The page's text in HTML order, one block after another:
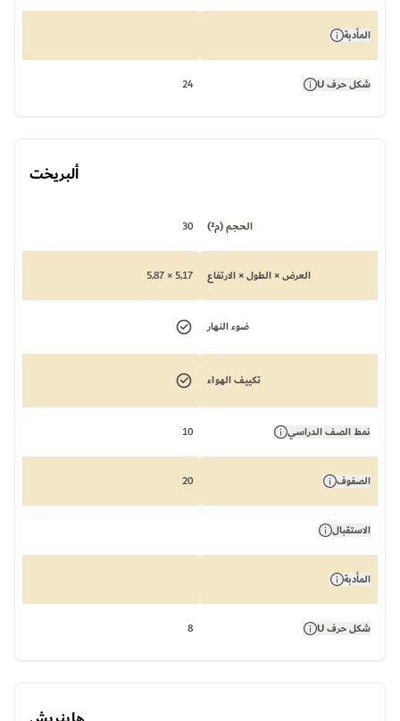
المأدبة
شكل حرف U 24
ألبريخت
الحجم (م²) 30
العرض × الطول × الارتفاع 5,17 × 5,87
ضوء النهار
تكييف الهواء
نمط الصف الدراسي 10
الصفوف 20
الاستقبال
المأدبة
شكل حرف U 8